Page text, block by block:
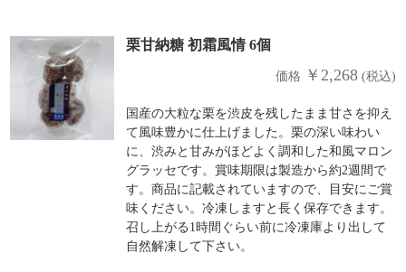
栗甘納糖 初霜風情 6個
価格 ￥2,268(税込)
国産の大粒な栗を渋皮を残したまま甘さを抑え
て風味豊かに仕上げました。栗の深い味わい
に、渋みと甘みがほどよく調和した和風マロン
グラッセです。賞味期限は製造から約2週間で
す。商品に記載されていますので、目安にご賞
味ください。冷凍しますと長く保存できます。
召し上がる1時間ぐらい前に冷凍庫より出して
自然解凍して下さい。